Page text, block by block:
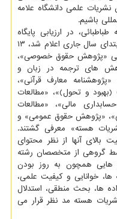
علمی دانشگاه علامه
باشیم.
در ارزیابی پایگاه
استنادی علوم جهان اسلام (ISC) که در ابتدای سال جاری اعلام شد، ۱۳
«پژوهش حقوق خصوصی»،
های ترجمه در زبان و
معارف قرآنی»،
و تحول)»، «مطالعات
مالی»، «مطالعات
«پژوهش حقوق عمومی» و
هسته» معرفی گشتند.
بالای آنها از نظر محتوای
گروهی از متخصصان رشته
همچون به روز بودن
خوانایی و کیفیت علمی،
ها، بحث منطقی، استدلال
هسته مد نظر قرار می